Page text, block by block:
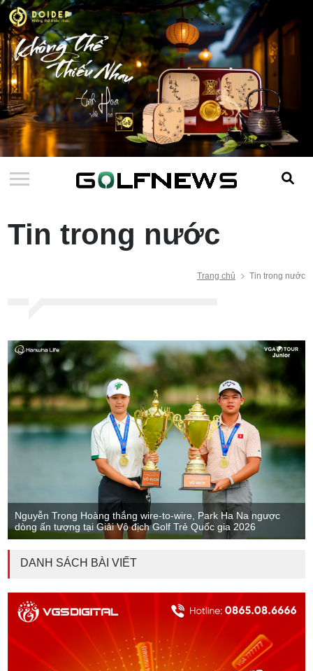
Tin trong nước
Trang chủ Tin trong nước
Nguyễn Trọng Hoàng thắng wire-to-wire, Park Ha Na ngược
dòng ấn tượng tại Giải Vô địch Golf Trẻ Quốc gia 2026
DANH SÁCH BÀI VIẾT